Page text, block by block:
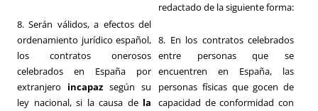
8. Serán válidos, a efectos del
ordenamiento jurídico español,
los contratos onerosos
celebrados en España por
extranjero incapaz según su
ley nacional, si la causa de la
redactado de la siguiente forma:
8. En los contratos celebrados
entre personas que se
encuentren en España, las
personas físicas que gocen de
capacidad de conformidad con